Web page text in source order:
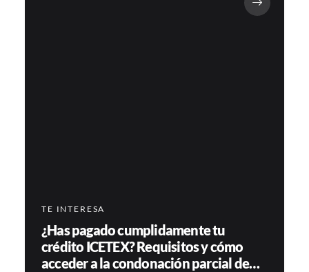
TE INTERESA
¿Has pagado cumplidamente tu
crédito ICETEX? Requisitos y cómo
acceder a la condonación parcial de